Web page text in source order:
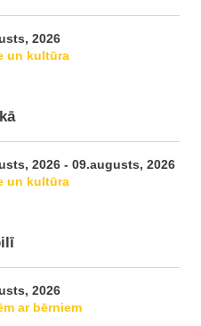
2026
un kultūra
2026 - 09.augusts, 2026
un kultūra
2026
ar bērniem